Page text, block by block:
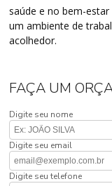
saúde e no bem-
um ambiente de
acolhedor.
FAÇA UM
Digite seu nome
Digite seu email
Digite seu telefone